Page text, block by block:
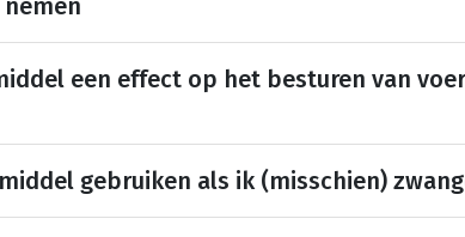
een effect op het besturen van
gebruiken als ik (misschien)